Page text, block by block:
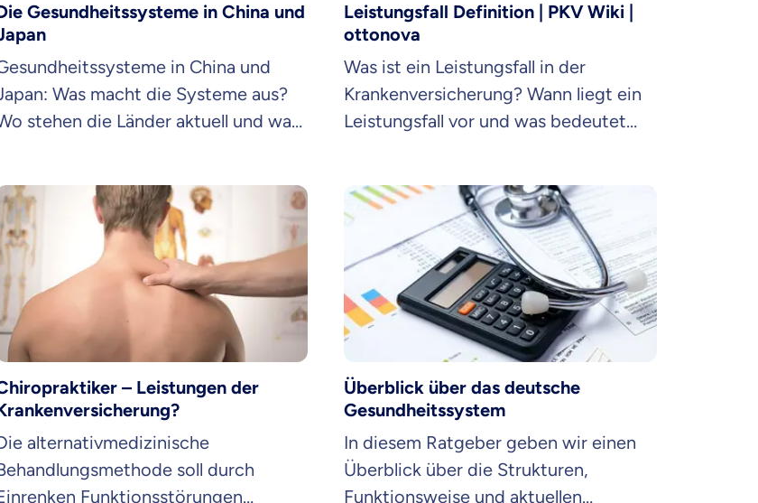
Gesundheitssysteme in China und
in China und
Was macht die Systeme aus?
stehen die Länder aktuell und was
Leistungsfall Definition | PKV Wiki |
ottonova
Was ist ein Leistungsfall in der
Krankenversicherung? Wann liegt ein
Leistungsfall vor und was bedeutet
PKV Wiki von ottonova.
– Leistungen der
alternativmedizinische
soll durch
Funktionsstörungen
Überblick über das deutsche
Gesundheitssystem
In diesem Ratgeber geben wir einen
Überblick über die Strukturen,
Funktionsweise und aktuellen